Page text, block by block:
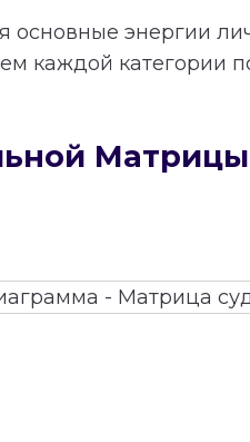
энергии
каждой категории